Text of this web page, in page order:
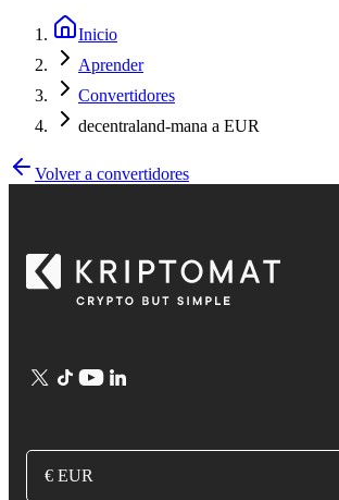
Inicio
Aprender
Convertidores
decentraland-mana a EUR
Volver a convertidores
€ EUR